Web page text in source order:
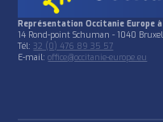
Représentation Occitanie Europe
14 Rond-point Schuman - 1040
Tél:32 (0) 476 89 35 57
E-mail:office@occitanie-europe.eu